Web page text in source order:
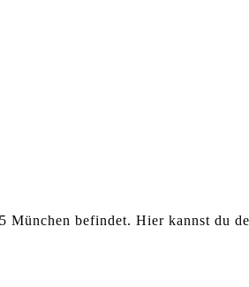
befindet. Hier kannst du